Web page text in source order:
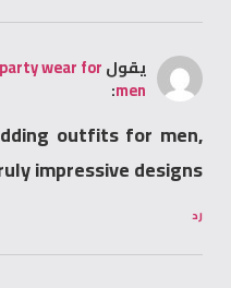
يقولparty wear for
men
:
outfits for men,
truly impressive designs.